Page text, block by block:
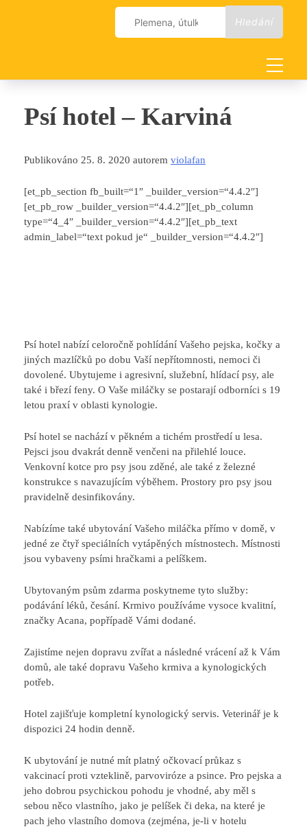
Vyhledávání
Psí hotel – Karviná
Publikováno 25. 8. 2020 autorem violafan
[et_pb_section fb_built=“1″ _builder_version=“4.4.2″]
[et_pb_row _builder_version=“4.4.2″][et_pb_column
type=“4_4″ _builder_version=“4.4.2″][et_pb_text
admin_label=“text pokud je“ _builder_version=“4.4.2″]
Psí hotel nabízí celoročně pohlídání Vašeho pejska, kočky a
jiných mazlíčků po dobu Vaší nepřítomnosti, nemoci či
dovolené. Ubytujeme i agresivní, služební, hlídací psy, ale
také i březí feny. O Vaše miláčky se postarají odborníci s 19
letou praxí v oblasti kynologie.
Psí hotel se nachází v pěkném a tichém prostředí u lesa.
Pejsci jsou dvakrát denně venčeni na přilehlé louce.
Venkovní kotce pro psy jsou zděné, ale také z železné
konstrukce s navazujícím výběhem. Prostory pro psy jsou
pravidelně desinfikovány.
Nabízíme také ubytování Vašeho miláčka přímo v domě, v
jedné ze čtyř speciálních vytápěných místnostech. Místnosti
jsou vybaveny psími hračkami a pelíškem.
Ubytovaným psům zdarma poskytneme tyto služby:
podávání léků, česání. Krmivo používáme vysoce kvalitní,
značky Acana, popřípadě Vámi dodané.
Zajistíme nejen dopravu zvířat a následné vrácení až k Vám
domů, ale také dopravu Vašeho krmiva a kynologických
potřeb.
Hotel zajišťuje kompletní kynologický servis. Veterinář je k
dispozici 24 hodin denně.
K ubytování je nutné mít platný očkovací průkaz s
vakcinací proti vzteklině, parvoviróze a psince. Pro pejska a
jeho dobrou psychickou pohodu je vhodné, aby měl s
sebou něco vlastního, jako je pelíšek či deka, na které je
pach jeho vlastního domova (zejména, je-li v hotelu